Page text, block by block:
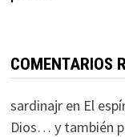
COMENTARIOS
sardinajren El
Dios… y también